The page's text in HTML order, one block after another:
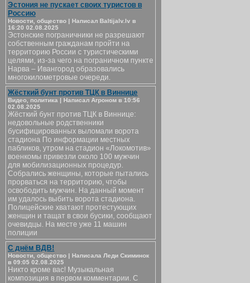
Эстония не пускает своих туристов в
Россию
Новости, общество | Написал Baltijalv.lv в
16:20 02.08.2025
Эстонские пограничники не разрешают
собственным гражданам пройти на
территорию России с туристическими
целями, из-за чего на пограничном пункте
Нарва – Ивангород образовались
многокилометровые очереди.
Жёсткий бунт против ТЦК в Виннице
Видео, политика | Написал Агроном в 10:56
02.08.2025
Жёсткий бунт против ТЦК в Виннице:
недовольные родственники
бусифицированных выломали ворота
стадиона По информации местных
пабликов, утром на стадион «Локомотив»
военкомы привезли около 100 мужчин
для мобилизационных процедур.
Собрались женщины, которые пытались
прорваться на территорию, чтобы
освободить мужчин. На данный момент
им удалось выбить ворота стадиона.
Полицейские хватают протестующих
женщин и тащат в свои бусики, сообщают
очевидцы. На месте уже 11 машин
полиции
С днём ВДВ!
Новости, общество | Написала Леди Скиминок
в 09:05 02.08.2025
Никто кроме вас! Музыкальная
композиция в первом комментарии. С